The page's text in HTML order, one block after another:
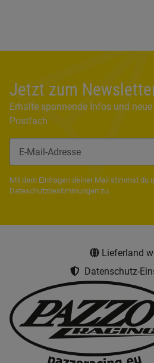
Jetzt zum
Erhalte spannende Infos und
Postfach
Mit dem Eintragen deiner Mail stimmst du
Dateschutzbestimmungen zu.
Lieferland
Datenschutz-